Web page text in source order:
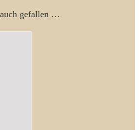
gefallen …